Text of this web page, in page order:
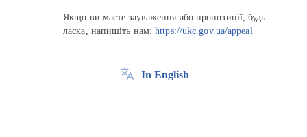
Якщо ви маєте зауваження або пропозиції, будь
ласка, напишіть нам:https://ukc.gov.ua/appeal
In English